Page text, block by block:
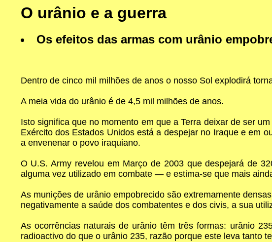
O urânio e a guerra
Os efeitos das armas com urânio
Dentro de cinco mil milhões de anos o nosso Sol explodirá
A meia vida do urânio é de 4,5 mil milhões de anos.
Isto significa que no momento em que a Terra deixar de ser
Exército dos Estados Unidos está a despejar no Iraque e em
a envenenar o povo iraquiano.
O U.S. Army revelou em Março de 2003 que despejará de
alguma vez utilizado em combate — e estima-se que mais
As munições de urânio empobrecido são extremamente
negativamente a saúde dos combatentes e dos civis, a sua
As ocorrências naturais de urânio têm três formas: urânio
radioactivo do que o urânio 235, razão porque este leva tanto